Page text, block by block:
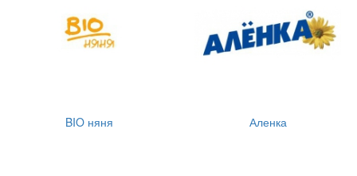
BIO няня Аленка